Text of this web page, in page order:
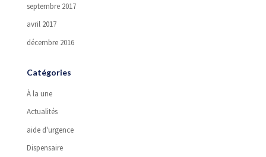
septembre 2017
avril 2017
décembre 2016
Catégories
À la une
Actualités
aide d'urgence
Dispensaire